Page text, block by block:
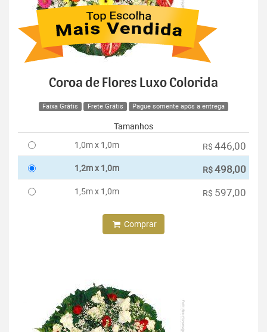
Coroa de Flores Luxo Colorida
Faixa Grátis Frete Grátis Pague somente após a entrega
Tamanhos
1,0m x 1,0m
R$ 446,00
1,2m x 1,0m R$498,00
1,5m x 1,0m R$ 597,00
Comprar